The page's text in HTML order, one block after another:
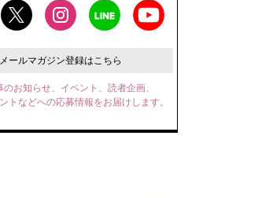
メールマガジン登録はこちら
のお知らせ、イベント、読者企画、
トなどへの応募情報をお届けします。